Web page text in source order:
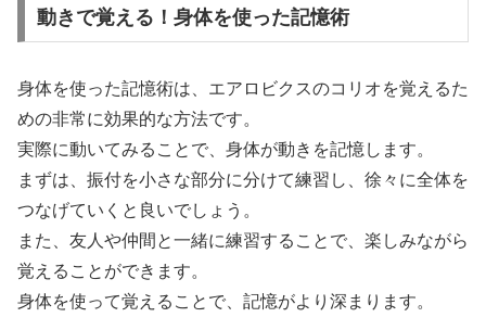
動きで覚える！身体を使った記憶術
身体を使った記憶術は、エアロビクスのコリオを覚えるた
めの非常に効果的な方法です。
実際に動いてみることで、身体が動きを記憶します。
まずは、振付を小さな部分に分けて練習し、徐々に全体を
つなげていくと良いでしょう。
また、友人や仲間と一緒に練習することで、楽しみながら
覚えることができます。
身体を使って覚えることで、記憶がより深まります。